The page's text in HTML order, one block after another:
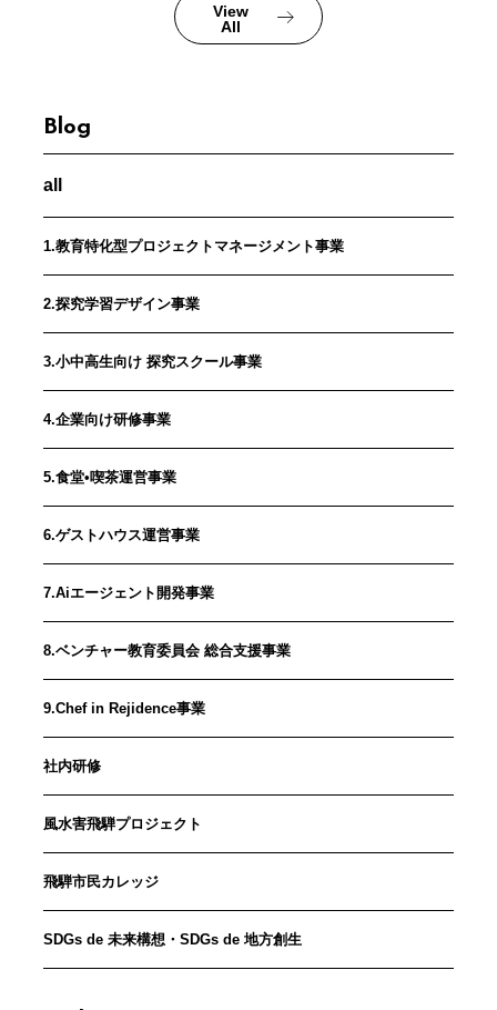
View
All
Blog
all
1.教育特化型プロジェクトマネージメント事業
2.探究学習デザイン事業
3.小中高生向け 探究スクール事業
4.企業向け研修事業
5.食堂•喫茶運営事業
6.ゲストハウス運営事業
7.Aiエージェント開発事業
8.ベンチャー教育委員会 総合支援事業
9.Chef in Rejidence事業
社内研修
風水害飛騨プロジェクト
飛騨市民カレッジ
SDGs de 未来構想・SDGs de 地方創生